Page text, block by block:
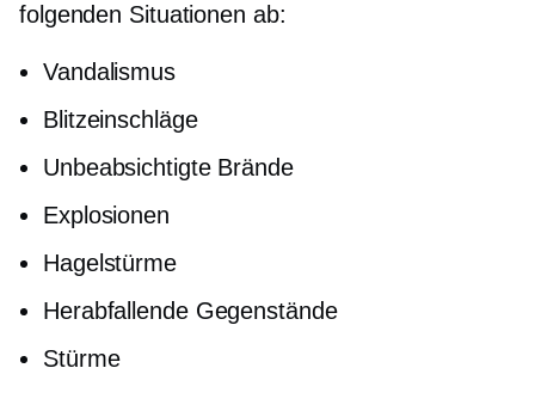
folgenden Situationen ab:
Vandalismus
Blitzeinschläge
Unbeabsichtigte Brände
Explosionen
Hagelstürme
Herabfallende Gegenstände
Stürme